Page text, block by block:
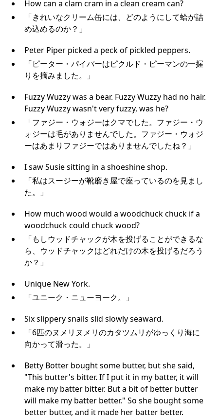
How can a clam cram in a clean cream can?
「きれいなクリーム缶には、どのようにして蛤が詰
め込めるのか？」
Peter Piper picked a peck of pickled peppers.
「ピーター・パイパーはピクルド・ピーマンの一握
りを摘みました。」
Fuzzy Wuzzy was a bear. Fuzzy Wuzzy had no hair.
Fuzzy Wuzzy wasn't very fuzzy, was he?
「ファジー・ウォジーはクマでした。ファジー・ウ
ォジーは毛がありませんでした。ファジー・ウォジ
ーはあまりファジーではありませんでしたね？」
I saw Susie sitting in a shoeshine shop.
「私はスージーが靴磨き屋で座っているのを見まし
た。」
How much wood would a woodchuck chuck if a
woodchuck could chuck wood?
「もしウッドチャックが木を投げることができるな
ら、ウッドチャックはどれだけの木を投げるだろう
か？」
Unique New York.
「ユニーク・ニューヨーク。」
Six slippery snails slid slowly seaward.
「6匹のヌメリヌメリのカタツムリがゆっくり海に
向かって滑った。」
Betty Botter bought some butter, but she said,
"This butter's bitter. If I put it in my batter, it will
make my batter bitter. But a bit of better butter
will make my batter better." So she bought some
better butter, and it made her batter better.